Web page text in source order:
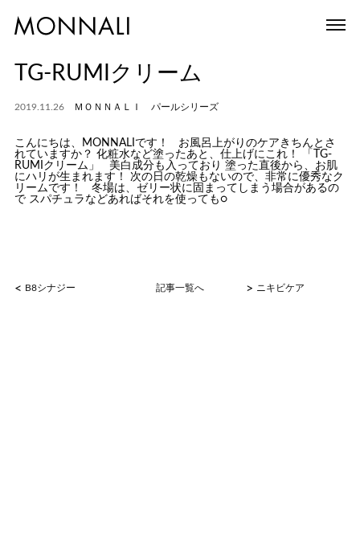
TG-RUMIクリーム
2019.11.26 ＭＯＮＮＡＬＩ パールシリーズ
こんにちは、MONNALIです！ お風呂上がりのケアきちんとさ
れていますか？ 化粧水など塗ったあと、仕上げにこれ！ 「TG-
RUMIクリーム」 美白成分も入っており 塗った直後から、お肌
にハリが生まれます！ 次の日の乾燥もないので、非常に優秀なク
リームです！ 冬場は、ゼリー状に固まってしまう場合があるの
で スパチュラなどあればそれを使っても○
< B8シナジー 記事一覧へ > ニキビケア